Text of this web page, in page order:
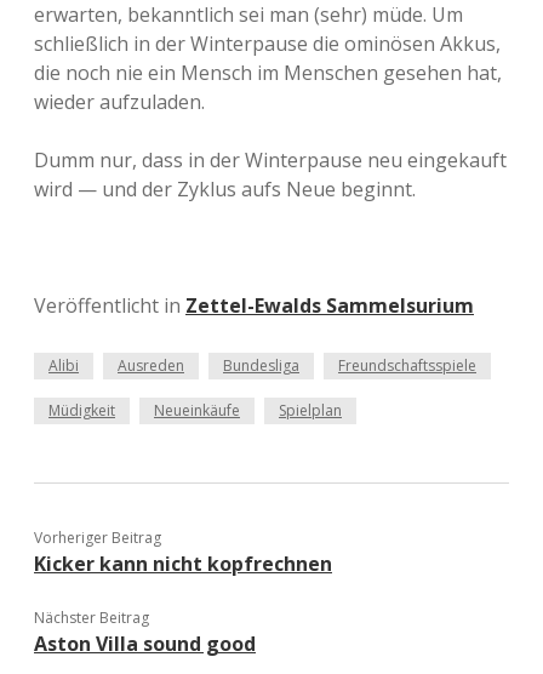
erwarten, bekanntlich sei man (sehr) müde. Um
schließlich in der Winterpause die ominösen Akkus,
die noch nie ein Mensch im Menschen gesehen hat,
wieder aufzuladen.
Dumm nur, dass in der Winterpause neu eingekauft
wird — und der Zyklus aufs Neue beginnt.
Veröffentlicht in Zettel-Ewalds Sammelsurium
Alibi Ausreden Bundesliga Freundschaftsspiele
Müdigkeit Neueinkäufe Spielplan
Vorheriger Beitrag
Kicker kann nicht kopfrechnen
Nächster Beitrag
Aston Villa sound good